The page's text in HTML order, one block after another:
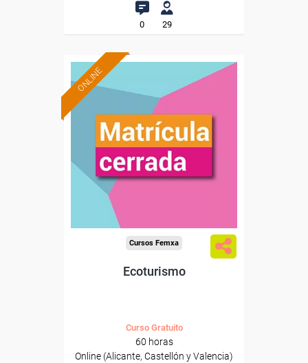
0 29
ONLINE
Cursos Femxa
Ecoturismo
Curso Gratuito
60 horas
Online (Alicante, Castellón y Valencia)